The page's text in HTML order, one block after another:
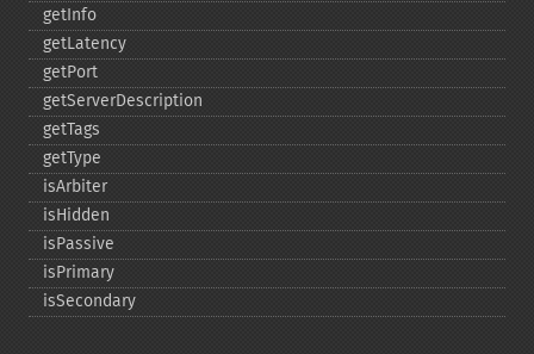
getInfo
getLatency
getPort
getServerDescription
getTags
getType
isArbiter
isHidden
isPassive
isPrimary
isSecondary